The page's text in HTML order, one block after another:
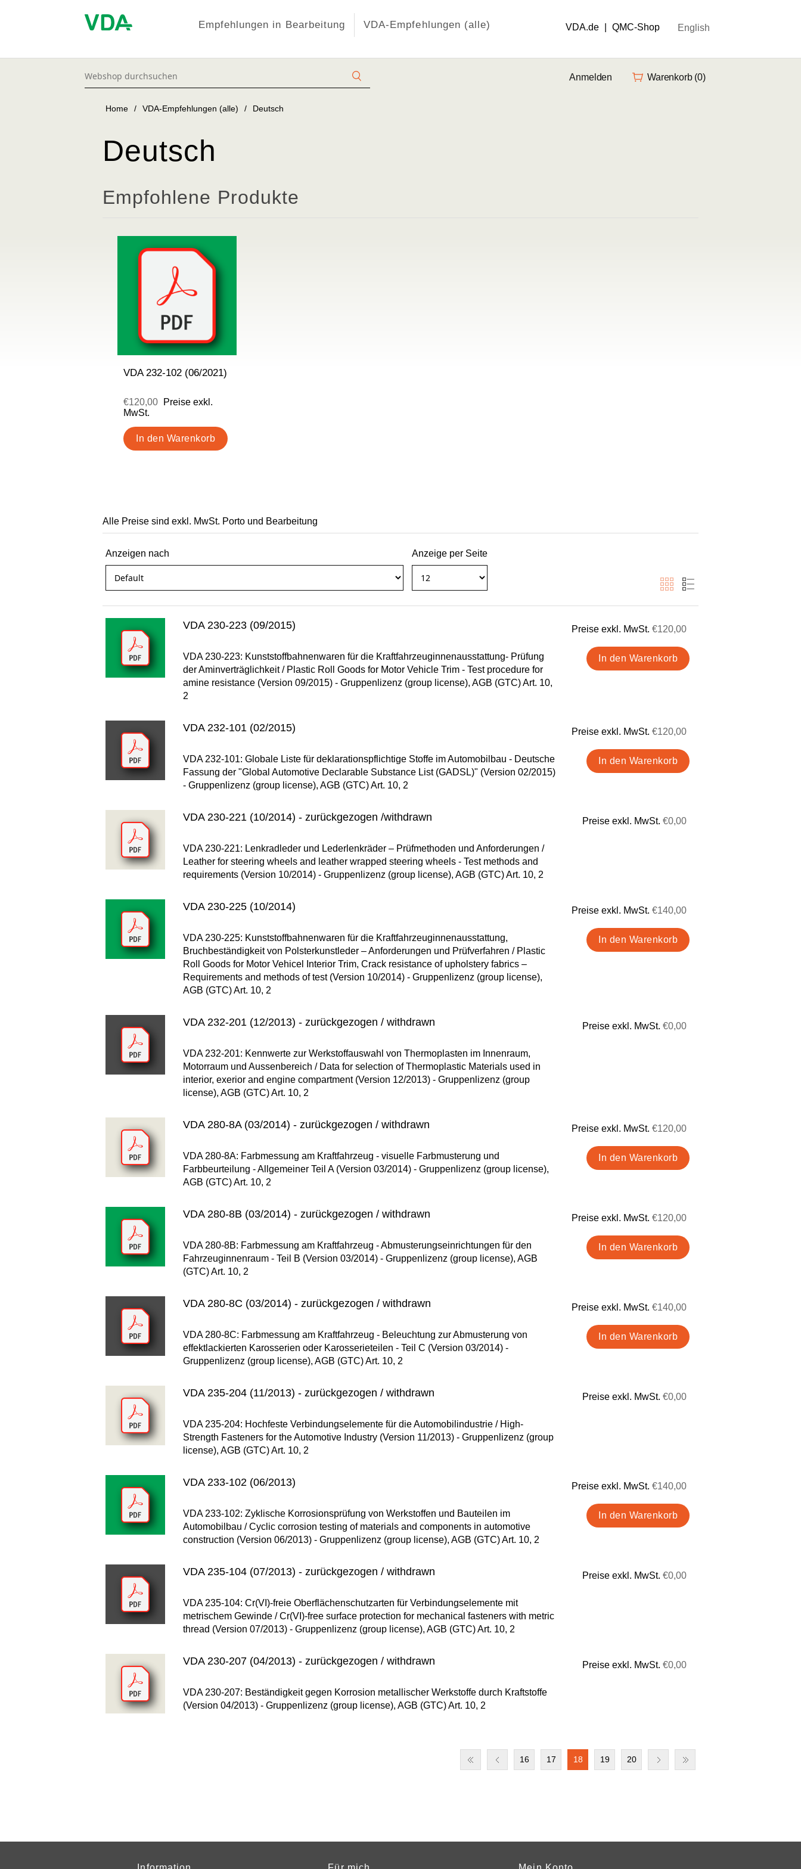
Empfehlungen in Bearbeitung VDA-Empfehlungen (alle) VDA.de QMC-Shop English
Anmelden Warenkorb (0)
Home / VDA-Empfehlungen (alle) / Deutsch
Deutsch
Empfohlene Produkte
VDA 232-102 (06/2021)
€120,00
Preise exkl.
MwSt.
Alle Preise sind exkl. MwSt. Porto und Bearbeitung
Anzeigen nach Anzeige per Seite
VDA 230-223 (09/2015)
VDA 230-223: Kunststoffbahnenwaren für die Kraftfahrzeuginnenausstattung- Prüfung
der Aminverträglichkeit / Plastic Roll Goods for Motor Vehicle Trim - Test procedure for
amine resistance (Version 09/2015) - Gruppenlizenz (group license), AGB (GTC) Art. 10,
2
€120,00
Preise exkl. MwSt.
VDA 232-101 (02/2015)
VDA 232-101: Globale Liste für deklarationspflichtige Stoffe im Automobilbau - Deutsche
Fassung der "Global Automotive Declarable Substance List (GADSL)" (Version 02/2015)
- Gruppenlizenz (group license), AGB (GTC) Art. 10, 2
€120,00
Preise exkl. MwSt.
VDA 230-221 (10/2014) - zurückgezogen /withdrawn
VDA 230-221: Lenkradleder und Lederlenkräder – Prüfmethoden und Anforderungen /
Leather for steering wheels and leather wrapped steering wheels - Test methods and
requirements (Version 10/2014) - Gruppenlizenz (group license), AGB (GTC) Art. 10, 2
€0,00
Preise exkl. MwSt.
VDA 230-225 (10/2014)
VDA 230-225: Kunststoffbahnenwaren für die Kraftfahrzeuginnenausstattung,
Bruchbeständigkeit von Polsterkunstleder – Anforderungen und Prüfverfahren / Plastic
Roll Goods for Motor Vehicel Interior Trim, Crack resistance of upholstery fabrics –
Requirements and methods of test (Version 10/2014) - Gruppenlizenz (group license),
AGB (GTC) Art. 10, 2
€140,00
Preise exkl. MwSt.
VDA 232-201 (12/2013) - zurückgezogen / withdrawn
VDA 232-201: Kennwerte zur Werkstoffauswahl von Thermoplasten im Innenraum,
Motorraum und Aussenbereich / Data for selection of Thermoplastic Materials used in
interior, exerior and engine compartment (Version 12/2013) - Gruppenlizenz (group
license), AGB (GTC) Art. 10, 2
€0,00
Preise exkl. MwSt.
VDA 280-8A (03/2014) - zurückgezogen / withdrawn
VDA 280-8A: Farbmessung am Kraftfahrzeug - visuelle Farbmusterung und
Farbbeurteilung - Allgemeiner Teil A (Version 03/2014) - Gruppenlizenz (group license),
AGB (GTC) Art. 10, 2
€120,00
Preise exkl. MwSt.
VDA 280-8B (03/2014) - zurückgezogen / withdrawn
VDA 280-8B: Farbmessung am Kraftfahrzeug - Abmusterungseinrichtungen für den
Fahrzeuginnenraum - Teil B (Version 03/2014) - Gruppenlizenz (group license), AGB
(GTC) Art. 10, 2
€120,00
Preise exkl. MwSt.
VDA 280-8C (03/2014) - zurückgezogen / withdrawn
VDA 280-8C: Farbmessung am Kraftfahrzeug - Beleuchtung zur Abmusterung von
effektlackierten Karosserien oder Karosserieteilen - Teil C (Version 03/2014) -
Gruppenlizenz (group license), AGB (GTC) Art. 10, 2
€140,00
Preise exkl. MwSt.
VDA 235-204 (11/2013) - zurückgezogen / withdrawn
VDA 235-204: Hochfeste Verbindungselemente für die Automobilindustrie / High-
Strength Fasteners for the Automotive Industry (Version 11/2013) - Gruppenlizenz (group
license), AGB (GTC) Art. 10, 2
€0,00
Preise exkl. MwSt.
VDA 233-102 (06/2013)
VDA 233-102: Zyklische Korrosionsprüfung von Werkstoffen und Bauteilen im
Automobilbau / Cyclic corrosion testing of materials and components in automotive
construction (Version 06/2013) - Gruppenlizenz (group license), AGB (GTC) Art. 10, 2
€140,00
Preise exkl. MwSt.
VDA 235-104 (07/2013) - zurückgezogen / withdrawn
VDA 235-104: Cr(VI)-freie Oberflächenschutzarten für Verbindungselemente mit
metrischem Gewinde / Cr(VI)-free surface protection for mechanical fasteners with metric
thread (Version 07/2013) - Gruppenlizenz (group license), AGB (GTC) Art. 10, 2
€0,00
Preise exkl. MwSt.
VDA 230-207 (04/2013) - zurückgezogen / withdrawn
VDA 230-207: Beständigkeit gegen Korrosion metallischer Werkstoffe durch Kraftstoffe
(Version 04/2013) - Gruppenlizenz (group license), AGB (GTC) Art. 10, 2
€0,00
Preise exkl. MwSt.
16 17 18 19 20